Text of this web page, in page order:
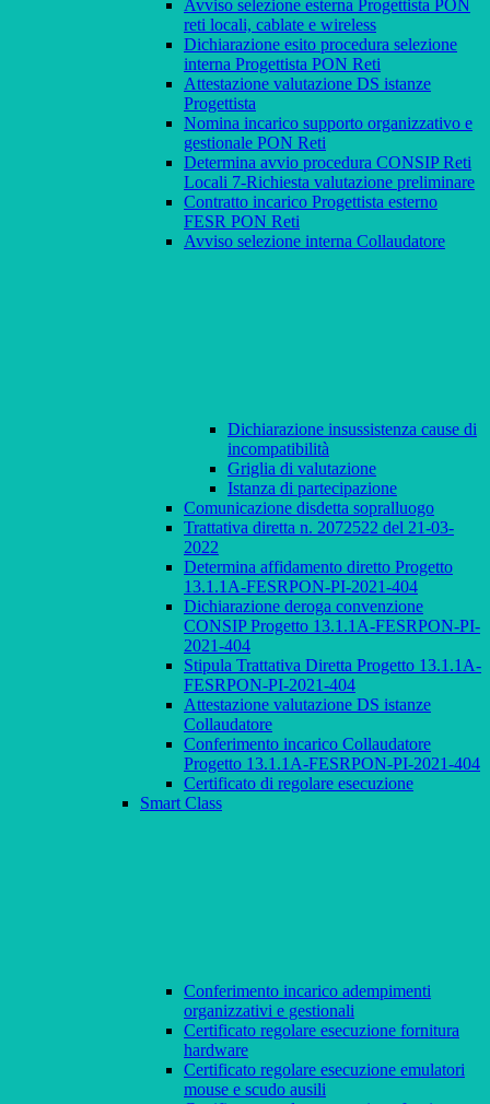
Avviso selezione esterna Progettista PON
reti locali, cablate e wireless
Dichiarazione esito procedura selezione
interna Progettista PON Reti
Attestazione valutazione DS istanze
Progettista
Nomina incarico supporto organizzativo e
gestionale PON Reti
Determina avvio procedura CONSIP Reti
Locali 7-Richiesta valutazione preliminare
Contratto incarico Progettista esterno
FESR PON Reti
Avviso selezione interna Collaudatore
Dichiarazione insussistenza cause di
incompatibilità
Griglia di valutazione
Istanza di partecipazione
Comunicazione disdetta sopralluogo
Trattativa diretta n. 2072522 del 21-03-
2022
Determina affidamento diretto Progetto
13.1.1A-FESRPON-PI-2021-404
Dichiarazione deroga convenzione
CONSIP Progetto 13.1.1A-FESRPON-PI-
2021-404
Stipula Trattativa Diretta Progetto 13.1.1A-
FESRPON-PI-2021-404
Attestazione valutazione DS istanze
Collaudatore
Conferimento incarico Collaudatore
Progetto 13.1.1A-FESRPON-PI-2021-404
Certificato di regolare esecuzione
Smart Class
Conferimento incarico adempimenti
organizzativi e gestionali
Certificato regolare esecuzione fornitura
hardware
Certificato regolare esecuzione emulatori
mouse e scudo ausili